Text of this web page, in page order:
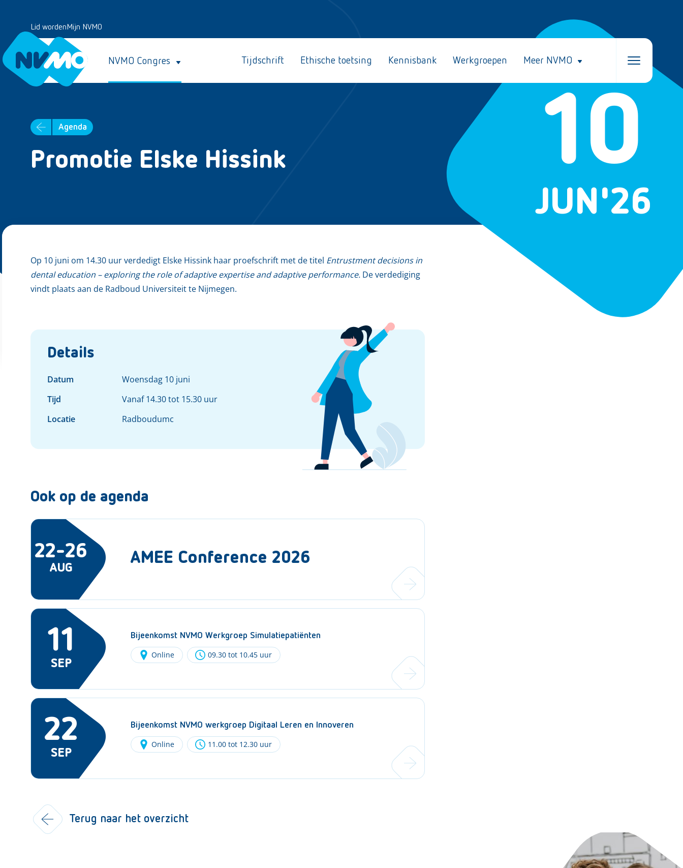
Lid wordenMijn NVMO
NVMO Congres Tijdschrift Ethische toetsing Kennisbank Werkgroepen Meer NVMO
10
JUN'26
Agenda
Promotie Elske Hissink
Op 10 juni om 14.30 uur verdedigt Elske Hissink haar proefschrift met de titel Entrustment decisions in
dental education – exploring the role of adaptive expertise and adaptive performance. De verdediging
vindt plaats aan de Radboud Universiteit te Nijmegen.
Details
Datum
Woensdag 10 juni
Tijd
Vanaf 14.30 tot 15.30 uur
Locatie
Radboudumc
Ook op de agenda
22-26
AUG
AMEE Conference 2026
11
SEP
Bijeenkomst NVMO Werkgroep Simulatiepatiënten
Online 09.30 tot 10.45 uur
22
SEP
Bijeenkomst NVMO werkgroep Digitaal Leren en Innoveren
Online 11.00 tot 12.30 uur
Terug naar het overzicht